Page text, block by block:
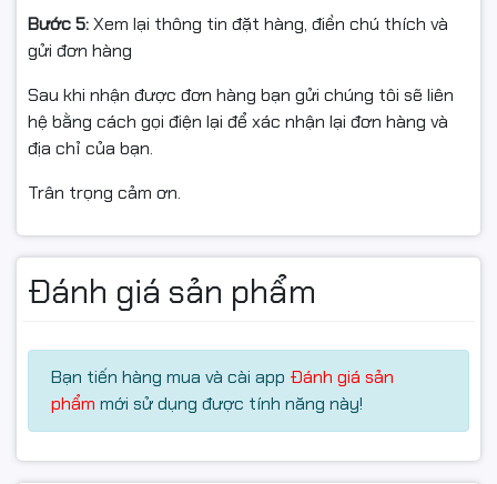
phòng, doanh nghiệp và cửa hàng in
• Dịch vụ hỗ trợ kỹ thuật tận nơi, giao hàng siêu tốc
trong ngày tại Hà Nội
🚚 Ship COD Toàn Quốc
✔ Ship COD tận nơi
✔ Hỗ trợ kỹ thuật online nhanh chóng
Bước 5:Xem lại thông tin đặt hàng, điền chú thích và
gửi đơn hàng
Sau khi nhận được đơn hàng bạn gửi chúng tôi sẽ liên
hệ bằng cách gọi điện lại để xác nhận lại đơn hàng và
địa chỉ của bạn.
Trân trọng cảm ơn.
Đánh giá sản phẩm
Bạn tiến hàng mua và cài app Đánh giá sản
phẩm mới sử dụng được tính năng này!